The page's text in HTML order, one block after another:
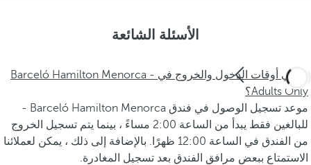
الأسئلة الشائعة
ما هي أوقات الدخول والخروج في Barceló Hamilton Menorca -
Adults Only؟
موعد تسجيل الوصول في فندق Barceló Hamilton Menorca -
للبالغين فقط يبدأ من الساعة 2:00 مساءً ، بينما يتم تسجيل الخروج
من الفندق في الساعة 12:00 ظهرًا. بالإضافة إلى ذلك ، يمكن لعملائنا
الاستمتاع ببعض مرافق الفندق بعد تسجيل المغادرة.